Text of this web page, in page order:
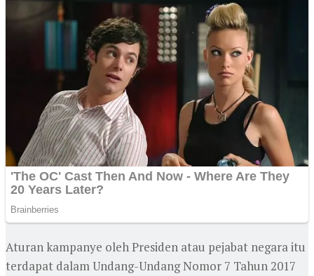
Aturan kampanye oleh Presiden atau pejabat negara itu
terdapat dalam Undang-Undang Nomor 7 Tahun 2017